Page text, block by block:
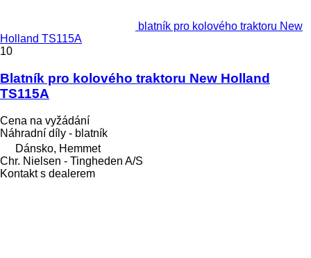
blatník pro kolového traktoru New
Holland TS115A
10
Blatník pro kolového traktoru New Holland
TS115A
Cena na vyžádání
Náhradní díly - blatník
Dánsko, Hemmet
Chr. Nielsen - Tingheden A/S
Kontakt s dealerem